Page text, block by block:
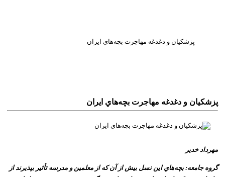
پزشکيان و دغدغه مهاجرت بچه‌هاي ايران
پزشکيان و دغدغه مهاجرت بچه‌هاي ايران
مهرداد خدير
گروه جامعه: بچه‌هاي اين نسل بيش از آن که از معلمين و مدرسه تأثير بپذيرند از